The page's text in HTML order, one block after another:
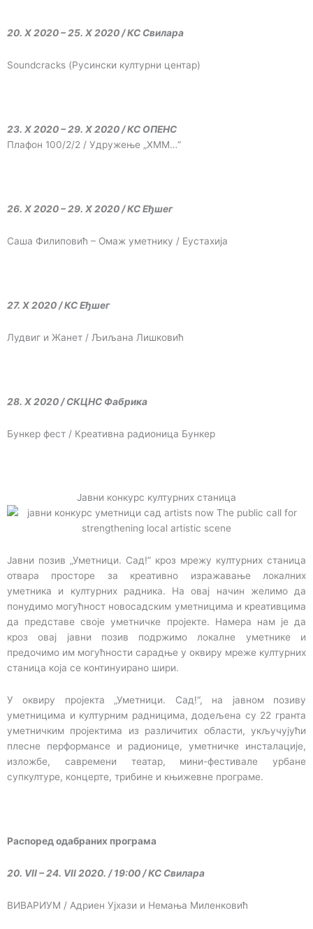
20. X 2020 – 25. X 2020 / КС Свилара
Soundcracks (Русински културни центар)
23. X 2020 – 29. X 2020 / КС ОПЕНС
Плафон 100/2/2 / Удружење „ХММ…“
26. X 2020 – 29. X 2020 / КС Еђшег
Саша Филиповић – Омаж уметнику / Еустахија
27. X 2020 / КС Еђшег
Лудвиг и Жанет / Љиљана Лишковић
28. X 2020 / СКЦНС Фабрика
Бункер фест / Креативна радионица Бункер
Јавни конкурс културних станица
Јавни позив „Уметници. Сад!” кроз мрежу културних станица
отвара просторе за креативно изражавање локалних
уметника и културних радника. На овај начин желимо да
понудимо могућност новосадским уметницима и креативцима
да представе своје уметничке пројекте. Намера нам је да
кроз овај јавни позив подржимо локалне уметнике и
предочимо им могућности сарадње у оквиру мреже културних
станица која се континуирано шири.
У оквиру пројекта „Уметници. Сад!“, на јавном позиву
уметницима и културним радницима, додељена су 22 гранта
уметничким пројектима из различитих области, укључујући
плесне перформансе и радионице, уметничке инсталације,
изложбе, савремени театар, мини-фестивале урбане
супкултуре, концерте, трибине и књижевне програме.
Распоред одабраних програма
20. VII – 24. VII 2020. / 19:00 / КС Свилара
ВИВАРИУМ / Адриен Ујхази и Немања Миленковић